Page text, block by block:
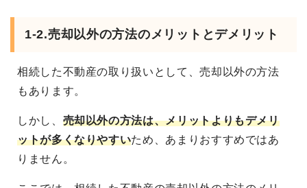
1-2.売却以外の方法のメリットとデメリット
相続した不動産の取り扱いとして、売却以外の方法
もあります。
しかし、 売却以外の方法は、メリットよりもデメリ
ットが多くなりやすいため、あまりおすすめではあ
りません。